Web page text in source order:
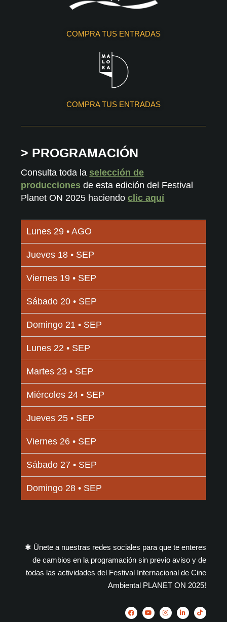
COMPRA TUS ENTRADAS
COMPRA TUS ENTRADAS
> PROGRAMACIÓN
Consulta toda la selección de
producciones de esta edición del Festival
Planet ON 2025 haciendoclic aquí
Lunes 29 • AGO
Jueves 18 • SEP
Viernes 19 • SEP
Sábado 20 • SEP
Domingo 21 • SEP
Lunes 22 • SEP
Martes 23 • SEP
Miércoles 24 • SEP
Jueves 25 • SEP
Viernes 26 • SEP
Sábado 27 • SEP
Domingo 28 • SEP
✱ Únete a nuestras redes sociales para que te enteres
de cambios en la programación sin previo aviso y de
todas las actividades del Festival Internacional de Cine
Ambiental PLANET ON 2025!